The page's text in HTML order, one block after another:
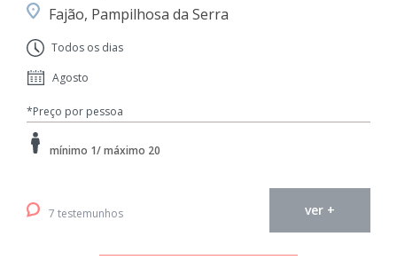
Fajão, Pampilhosa da Serra
Todos os dias
Agosto
*Preço por pessoa
mínimo 1/ máximo 20
7 testemunhos ver +